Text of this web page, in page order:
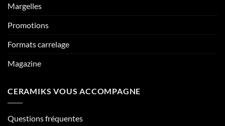
Margelles
Promotions
Formats carrelage
Magazine
CERAMIKS VOUS ACCOMPAGNE
Questions fréquentes